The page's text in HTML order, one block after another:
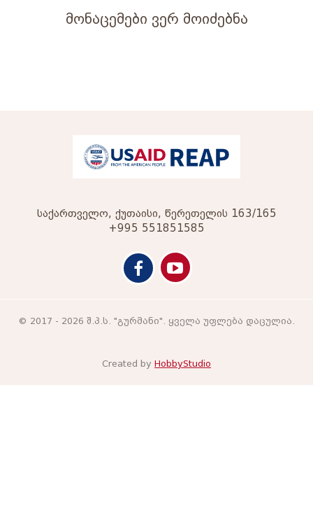
მონაცემები ვერ მოიძებნა
საქართველო, ქუთაისი, წერეთელის 163/165
+995 551851585
© 2017 - 2026 შ.პ.ს. "გურმანი". ყველა უფლება დაცულია.
Created by HobbyStudio